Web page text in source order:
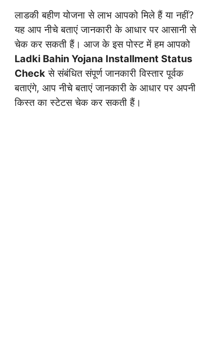
लाडकी बहीण योजना से लाभ आपको मिले हैं या नहीं?
यह आप नीचे बताएं जानकारी के आधार पर आसानी से
चेक कर सकती हैं। आज के इस पोस्ट में हम आपको
Ladki Bahin Yojana Installment Status
Check से संबंधित संपूर्ण जानकारी विस्तार पूर्वक
बताएंगे, आप नीचे बताएं जानकारी के आधार पर अपनी
किस्त का स्टेटस चेक कर सकती हैं।